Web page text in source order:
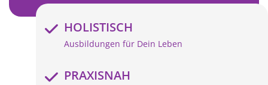
HOLISTISCH
Ausbildungen für Dein Leben
PRAXISNAH